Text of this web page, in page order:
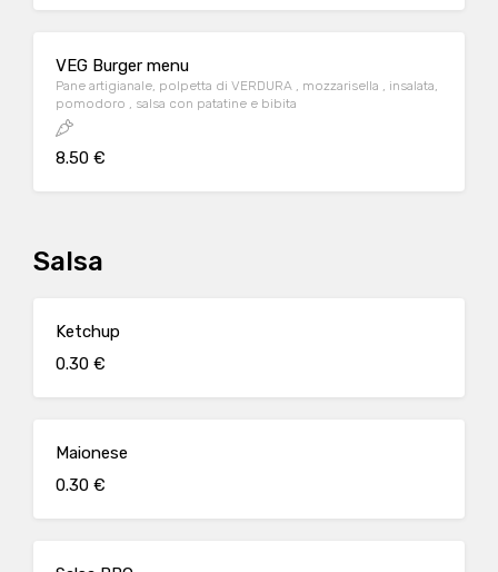
VEG Burger menu
Pane artigianale, polpetta di VERDURA , mozzarisella , insalata,
pomodoro , salsa con patatine e bibita
8.50 €
Salsa
Ketchup
0.30 €
Maionese
0.30 €